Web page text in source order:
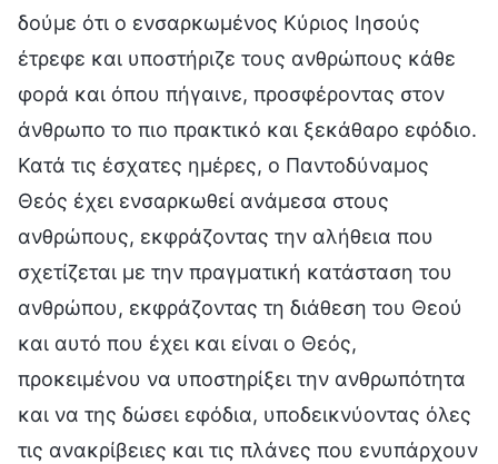
δούμε ότι ο ενσαρκωμένος Κύριος Ιησούς
έτρεφε και υποστήριζε τους ανθρώπους κάθε
φορά και όπου πήγαινε, προσφέροντας στον
άνθρωπο το πιο πρακτικό και ξεκάθαρο εφόδιο.
Κατά τις έσχατες ημέρες, ο Παντοδύναμος
Θεός έχει ενσαρκωθεί ανάμεσα στους
ανθρώπους, εκφράζοντας την αλήθεια που
σχετίζεται με την πραγματική κατάσταση του
ανθρώπου, εκφράζοντας τη διάθεση του Θεού
και αυτό που έχει και είναι ο Θεός,
προκειμένου να υποστηρίξει την ανθρωπότητα
και να της δώσει εφόδια, υποδεικνύοντας όλες
τις ανακρίβειες και τις πλάνες που ενυπάρχουν